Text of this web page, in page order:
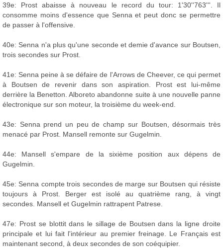
39e: Prost abaisse à nouveau le record du tour: 1'30''763'''. Il
consomme moins d'essence que Senna et peut donc se permettre
de passer à l'offensive.
40e: Senna n'a plus qu'une seconde et demie d'avance sur Boutsen,
trois secondes sur Prost.
41e: Senna peine à se défaire de l'Arrows de Cheever, ce qui permet
à Boutsen de revenir dans son aspiration. Prost est lui-même
derrière la Benetton. Alboreto abandonne suite à une nouvelle panne
électronique sur son moteur, la troisième du week-end.
43e: Senna prend un peu de champ sur Boutsen, désormais très
menacé par Prost. Mansell remonte sur Gugelmin.
44e: Mansell s'empare de la sixième position aux dépens de
Gugelmin.
45e: Senna compte trois secondes de marge sur Boutsen qui résiste
toujours à Prost. Berger est isolé au quatrième rang, à vingt
secondes. Mansell et Gugelmin rattrapent Patrese.
47e: Prost se blottit dans le sillage de Boutsen dans la ligne droite
principale et lui fait l'intérieur au premier freinage. Le Français est
maintenant second, à deux secondes de son coéquipier.